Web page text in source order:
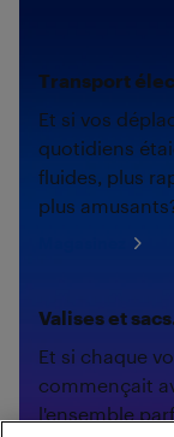
Transport
Et si vos
quotidiens
fluides, plus
plus
Valises et
Et si chaque
commençait
l'ensemble